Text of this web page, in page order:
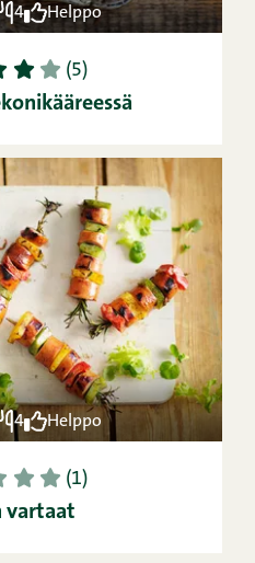
4 Helppo
4 5 (5)
4 Helppo
4 5 (1)
vartaat